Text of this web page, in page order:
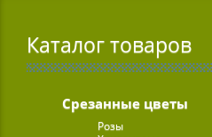
Каталог товаров
Срезанные цветы
Розы